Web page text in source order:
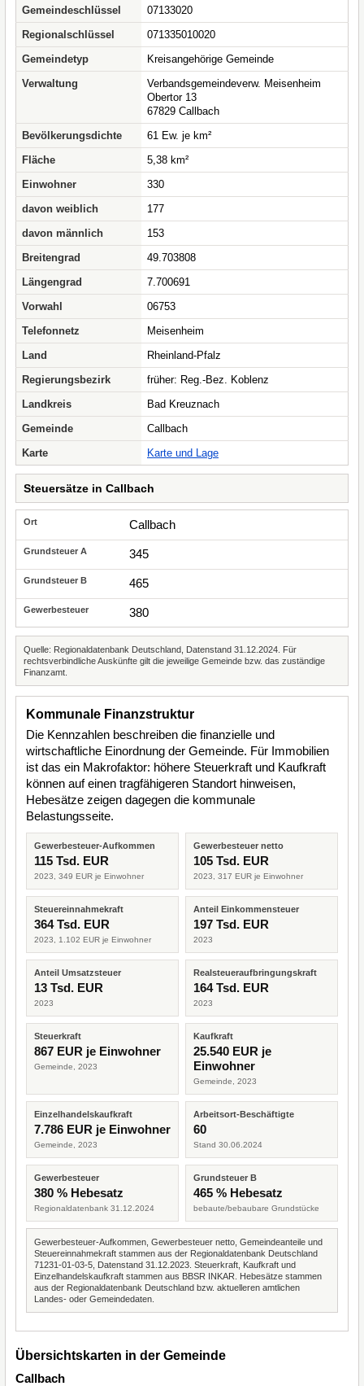
Gemeindeschlüssel
07133020
Regionalschlüssel
071335010020
Gemeindetyp
Kreisangehörige Gemeinde
Verwaltung
Verbandsgemeindeverw. Meisenheim
Obertor 13
67829 Callbach
Bevölkerungsdichte
61 Ew. je km²
Fläche
5,38 km²
Einwohner
330
davon weiblich
177
davon männlich
153
Breitengrad
49.703808
Längengrad
7.700691
Vorwahl
06753
Telefonnetz
Meisenheim
Land
Rheinland-Pfalz
Regierungsbezirk
früher: Reg.-Bez. Koblenz
Landkreis
Bad Kreuznach
Gemeinde
Callbach
Karte
Karte und Lage
Steuersätze in Callbach
Callbach
345
465
380
Quelle: Regionaldatenbank Deutschland, Datenstand 31.12.2024. Für
rechtsverbindliche Auskünfte gilt die jeweilige Gemeinde bzw. das zuständige
Finanzamt.
Kommunale Finanzstruktur
Die Kennzahlen beschreiben die finanzielle und
wirtschaftliche Einordnung der Gemeinde. Für Immobilien
ist das ein Makrofaktor: höhere Steuerkraft und Kaufkraft
können auf einen tragfähigeren Standort hinweisen,
Hebesätze zeigen dagegen die kommunale
Belastungsseite.
Gewerbesteuer-Aufkommen
115 Tsd. EUR
2023, 349 EUR je Einwohner
Gewerbesteuer netto
105 Tsd. EUR
2023, 317 EUR je Einwohner
Steuereinnahmekraft
364 Tsd. EUR
2023, 1.102 EUR je Einwohner
Anteil Einkommensteuer
197 Tsd. EUR
2023
Anteil Umsatzsteuer
13 Tsd. EUR
2023
Realsteueraufbringungskraft
164 Tsd. EUR
2023
Steuerkraft
867 EUR je Einwohner
Gemeinde, 2023
Kaufkraft
25.540 EUR je
Einwohner
Gemeinde, 2023
Einzelhandelskaufkraft
7.786 EUR je Einwohner
Gemeinde, 2023
Arbeitsort-Beschäftigte
60
Stand 30.06.2024
Gewerbesteuer
380 % Hebesatz
Regionaldatenbank 31.12.2024
Grundsteuer B
465 % Hebesatz
bebaute/bebaubare Grundstücke
Gewerbesteuer-Aufkommen, Gewerbesteuer netto, Gemeindeanteile und
Steuereinnahmekraft stammen aus der Regionaldatenbank Deutschland
71231-01-03-5, Datenstand 31.12.2023. Steuerkraft, Kaufkraft und
Einzelhandelskaufkraft stammen aus BBSR INKAR. Hebesätze stammen
aus der Regionaldatenbank Deutschland bzw. aktuelleren amtlichen
Landes- oder Gemeindedaten.
Übersichtskarten in der Gemeinde
Callbach